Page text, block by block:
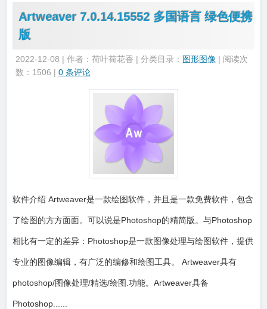
Artweaver 7.0.14.15552 多国语言 绿色便携
版
2022-12-08 | 作者：荷叶荷花香 | 分类目录： 图形图像 | 阅读次
数：1506 | 0 条评论
软件介绍 Artweaver是一款绘图软件，并且是一款免费软件，包含
了绘图的方方面面。可以说是Photoshop的精简版。与Photoshop
相比有一定的差异：Photoshop是一款图像处理与绘图软件，提供
专业的图像编辑，有广泛的编修和绘图工具。 Artweaver具有
photoshop/图像处理/精选/绘图.功能。Artweaver具备
Photoshop......